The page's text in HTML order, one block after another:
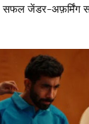
जेंडर-अफ़र्मिंग